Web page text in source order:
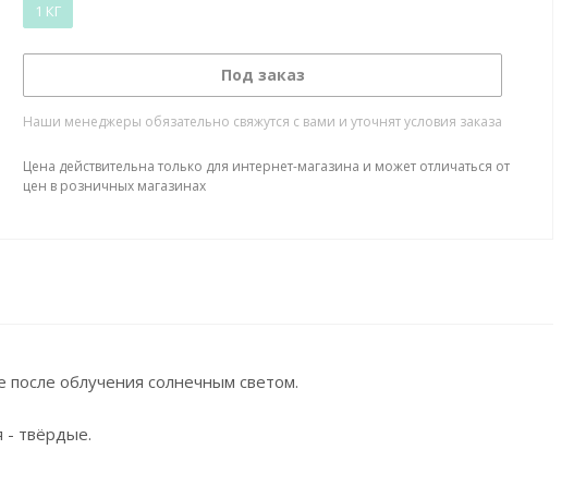
1 КГ
Под заказ
Наши менеджеры обязательно свяжутся с вами и уточнят условия заказа
Цена действительна только для интернет-магазина и может отличаться от
цен в розничных магазинах
облучения солнечным светом.
- твёрдые.